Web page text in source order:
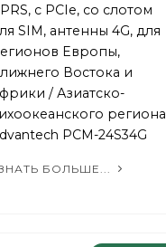
с PCIe, со слотом
SIM, антенны 4G, для
Европы,
Востока и
/ Азиатско-
региона
PCM-24S34G
БОЛЬШЕ...